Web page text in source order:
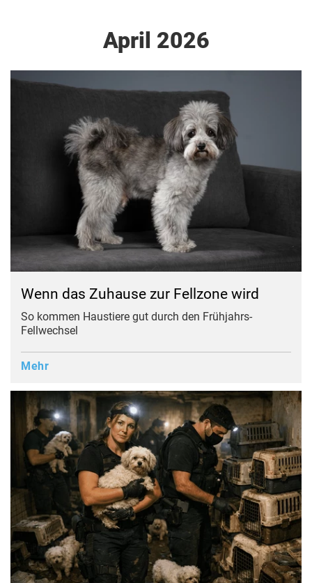
April 2026
Wenn das Zuhause zur Fellzone wird
So kommen Haustiere gut durch den Frühjahrs-
Fellwechsel
Mehr